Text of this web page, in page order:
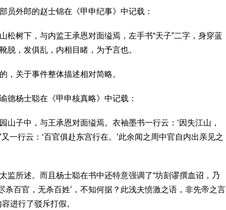
员外郎的赵士锦在《甲申纪事》中记载：
松树下，与内监王承恩对面缢焉，左手书“天子”二字，身穿蓝
脱，发俱乱，内相目睹，为予言也。
，关于事件整体描述相对简略。
德杨士聪在《甲申核真略》中记载：
山子中，与王承恩对面缢焉。衣袖墨书一行云：‘因失江山，
一行云：‘百官俱赴东宫行在。’此余闻之周中官自内出亲见之
监所述。而且杨士聪在书中还特意强调了“坊刻谬撰血诏，乃
杀百官，无杀百姓’，不知何据？此浅夫愤激之语，非先帝之言
进行了驳斥打假。